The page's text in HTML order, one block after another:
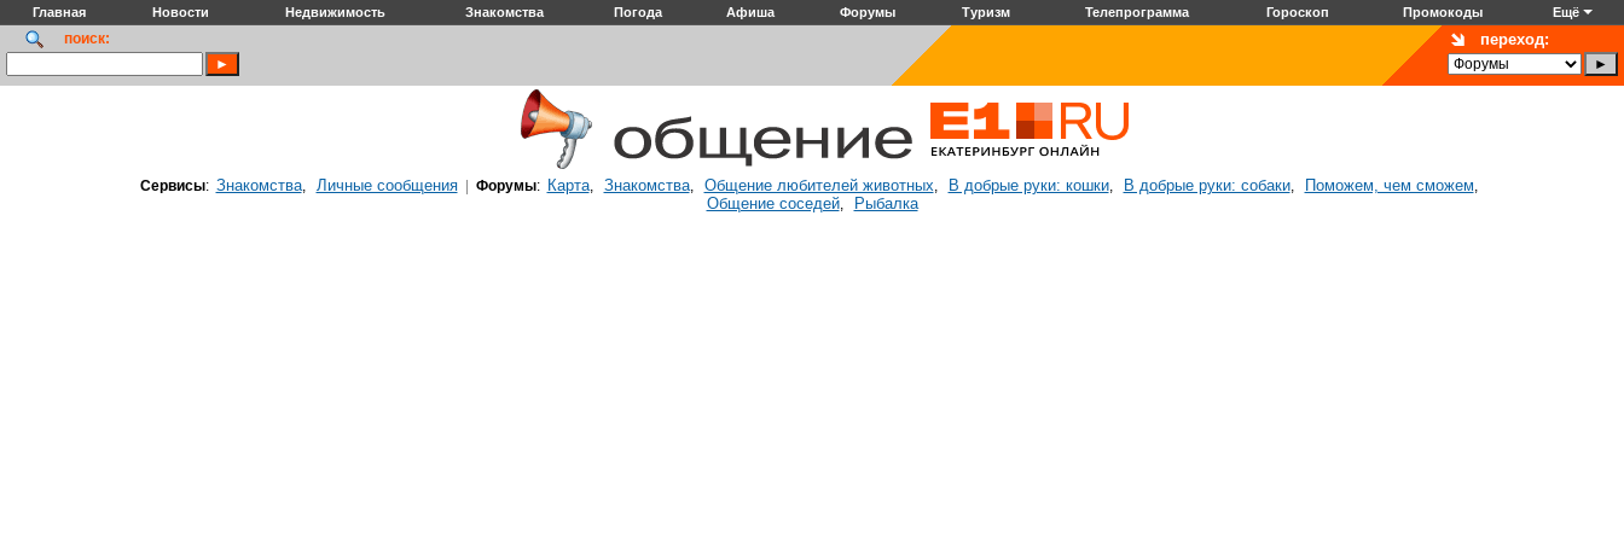
Главная Новости Недвижимость Знакомства Погода Афиша Форумы Туризм Телепрограмма Гороскоп Промокоды Ещё
поиск: переход:
Сервисы: Знакомства, Личные сообщения| Форумы: Карта, Знакомства, Общение любителей животных, В добрые руки: кошки, В добрые руки: собаки, Поможем, чем сможем,
Общение соседей, Рыбалка